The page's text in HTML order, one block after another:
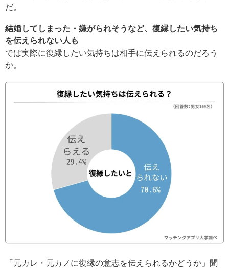
だ。
結婚してしまった・嫌がられそうなど、復縁したい気持ち
を伝えられない人も
では実際に復縁したい気持ちは相手に伝えられるのだろう
か。
「元カレ・元カノに復縁の意志を伝えられるかどうか」聞